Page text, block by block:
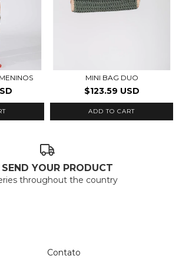
MINI BAG DUO
$123.59 USD
YOUR PRODUCT
throughout the country
Contato